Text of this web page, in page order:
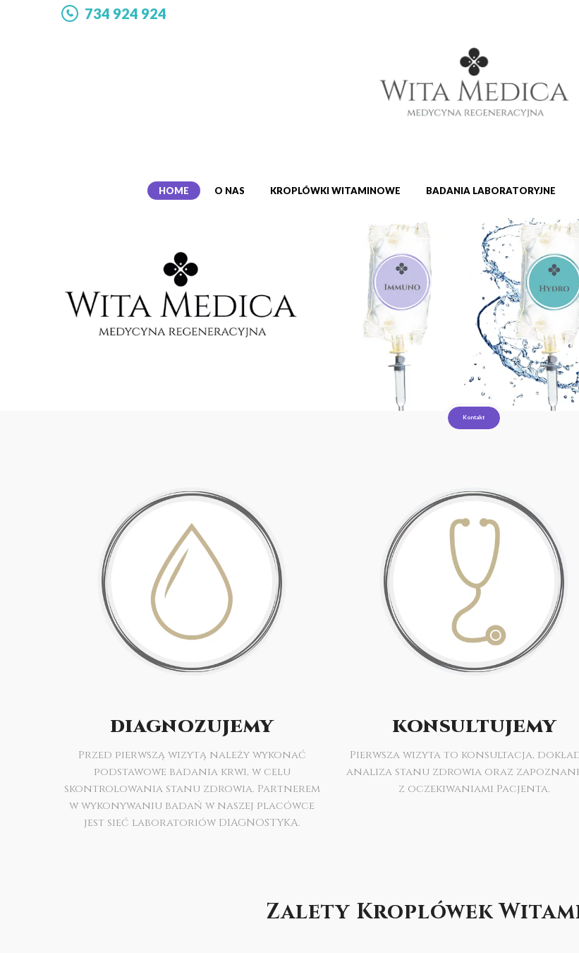
734 924 924
HOME O NAS KROPLÓWKI WITAMINOWE BADANIA LABORATORYJNE
Kontakt
DIAGNOZUJEMY
Przed pierwszą wizytą należy wykonać
podstawowe badania krwi, w celu
skontrolowania stanu zdrowia. Partnerem
w wykonywaniu badań w naszej placówce
jest sieć laboratoriów DIAGNOSTYKA.
KONSULTUJEMY
Pierwsza wizyta to konsultacja,
analiza stanu zdrowia oraz
z oczekiwaniami Pacjenta.
Zalety Kroplówek